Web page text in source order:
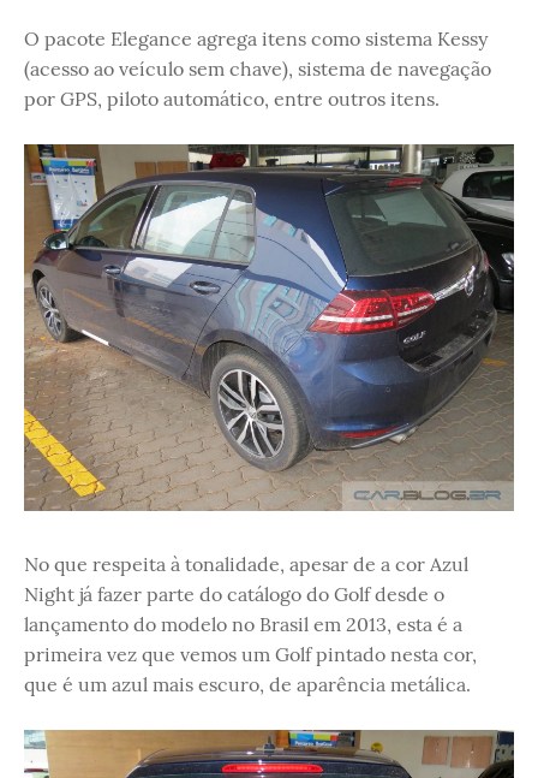
O pacote Elegance agrega itens como sistema Kessy
(acesso ao veículo sem chave), sistema de navegação
por GPS, piloto automático, entre outros itens.
No que respeita à tonalidade, apesar de a cor Azul
Night já fazer parte do catálogo do Golf desde o
lançamento do modelo no Brasil em 2013, esta é a
primeira vez que vemos um Golf pintado nesta cor,
que é um azul mais escuro, de aparência metálica.